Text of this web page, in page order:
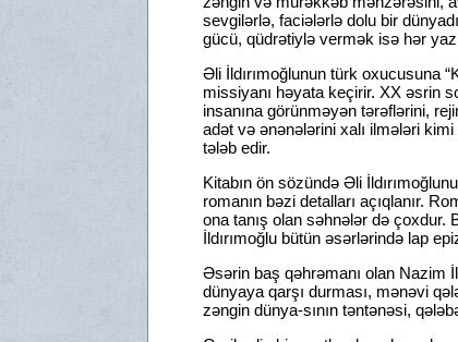
sevgilərlə, faciələrlə dolu bir
gücü, qüdrətiylə vermək isə hər
Əli İldırımoğlunun türk oxucusuna
missiyanı həyata keçirir. XX əsrin
insanına görünməyən tərəflərini,
adət və ənənələrini xalı ilmələri
tələb edir.
Kitabın ön sözündə Əli
romanın bəzi detalları açıqlanır.
ona tanış olan səhnələr də çoxdur.
İldırımoğlu bütün əsərlərində lap
Əsərin baş qəhrəmanı olan Nazim
dünyaya qarşı durması, mənəvi
zəngin dünya-sının təntənəsi,